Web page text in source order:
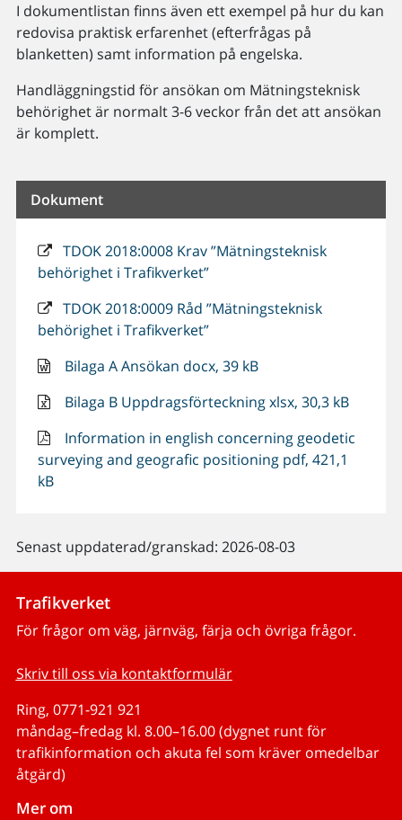
I dokumentlistan finns även ett exempel på hur du kan
redovisa praktisk erfarenhet (efterfrågas på
blanketten) samt information på engelska.
Handläggningstid för ansökan om Mätningsteknisk
behörighet är normalt 3-6 veckor från det att ansökan
är komplett.
Dokument
TDOK 2018:0008 Krav ”Mätningsteknisk
behörighet i Trafikverket”
TDOK 2018:0009 Råd ”Mätningsteknisk
behörighet i Trafikverket”
Bilaga A Ansökan docx, 39 kB
Bilaga B Uppdragsförteckning xlsx, 30,3 kB
Information in english concerning geodetic
surveying and geografic positioning pdf, 421,1
kB
Senast uppdaterad/granskad: 2026-08-03
Trafikverket
För frågor om väg, järnväg, färja och övriga frågor.
Skriv till oss via kontaktformulär
Ring, 0771-921 921
måndag–fredag kl. 8.00–16.00 (dygnet runt för
trafikinformation och akuta fel som kräver omedelbar
åtgärd)
Mer om